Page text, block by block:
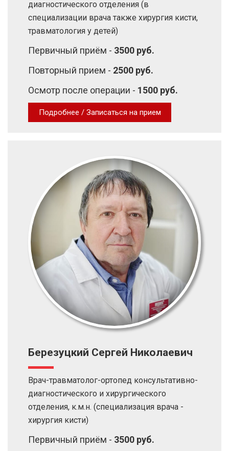
диагностического отделения (в
специализации врача также хирургия кисти,
травматология у детей)
Первичный приём - 3500 руб.
Повторный прием - 2500 руб.
Осмотр после операции - 1500 руб.
Подробнее / Записаться на прием
Березуцкий Сергей Николаевич
Врач-травматолог-ортопед консультативно-
диагностического и хирургического
отделения, к.м.н. (специализация врача -
хирургия кисти)
Первичный приём - 3500 руб.